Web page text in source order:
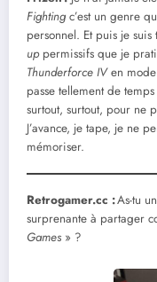
Fightingc’est un genre
personnel. Et puis je suis
uppermissifs que je
Thunderforce IVen mode
passe tellement de
surtout, surtout, pour ne
J’avance, je tape, je ne
mémoriser.
Retrogamer.cc :As-tu
surprenante à partager
Games » ?